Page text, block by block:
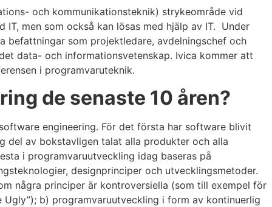
och kommunikationsteknik) strykeområde vid
men som också kan lösas med hjälp av IT. Under
befattningar som projektledare, avdelningschef och
data- och informationsvetenskap. Ivica kommer att
i programvaruteknik.
de senaste 10 åren?
engineering. För det första har software blivit
del av bokstavligen talat alla produkter och alla
i programvaruutveckling idag baseras på
designprinciper och utvecklingsmetoder.
några principer är kontroversiella (som till exempel för
b) programvaruutveckling i form av kontinuerlig